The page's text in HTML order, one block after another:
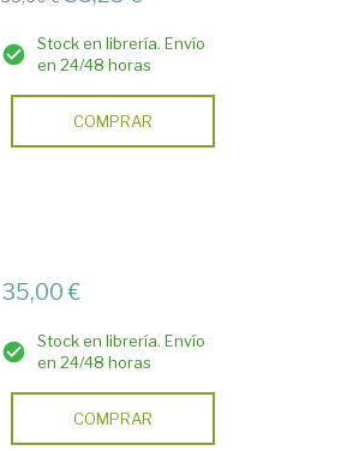
Stock en librería. Envío
en 24/48 horas
COMPRAR
35,00 €
Stock en librería. Envío
en 24/48 horas
COMPRAR